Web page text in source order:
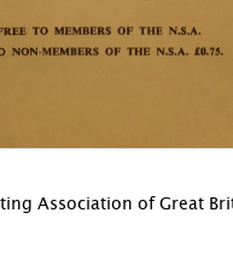
Association of Great